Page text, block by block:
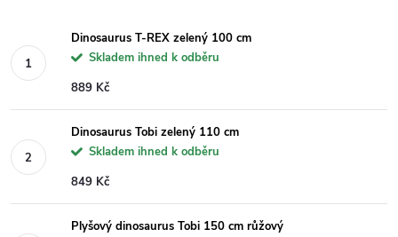
Dinosaurus T-REX zelený 100 cm
Skladem ihned k odběru
889 Kč
Dinosaurus Tobi zelený 110 cm
Skladem ihned k odběru
849 Kč
Plyšový dinosaurus Tobi 150 cm růžový